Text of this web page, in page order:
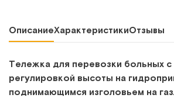
ОписаниеХарактеристикиОтзывы
Тележка для перевозки больных с
регулировкой высоты на
поднимающимся изголовьем на